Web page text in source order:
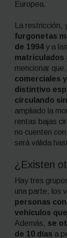
Europea.
La
furgonetas
de 1994y a las
matriculados
mencionar
comerciales
distintivo
circulando
ampliado la
rentas bajas
no cuenten
será válida
¿Existen
Hay tres
una parte, los
personas
vehículos
Además, se
de 10 días a